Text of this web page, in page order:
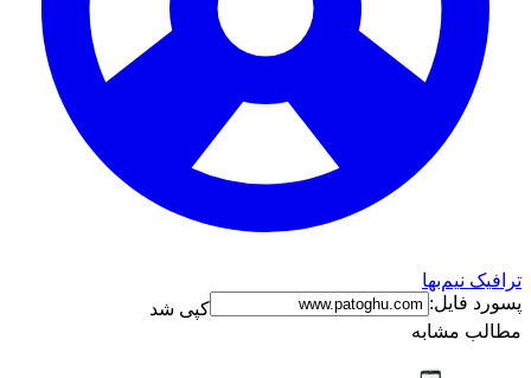
ترافیک نیم‌بها
پسورد فایل:
کپی شد
مطالب مشابه